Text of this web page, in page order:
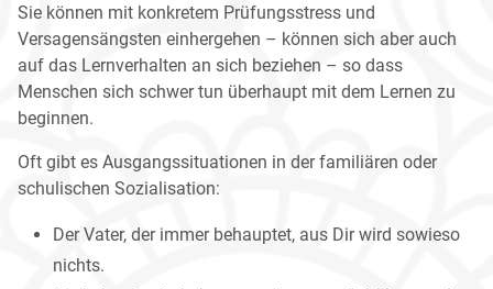
Sie können mit konkretem Prüfungsstress und
Versagensängsten einhergehen – können sich aber auch
auf das Lernverhalten an sich beziehen – so dass
Menschen sich schwer tun überhaupt mit dem Lernen zu
beginnen.
Oft gibt es Ausgangssituationen in der familiären oder
schulischen Sozialisation:
Der Vater, der immer behauptet, aus Dir wird sowieso
nichts.